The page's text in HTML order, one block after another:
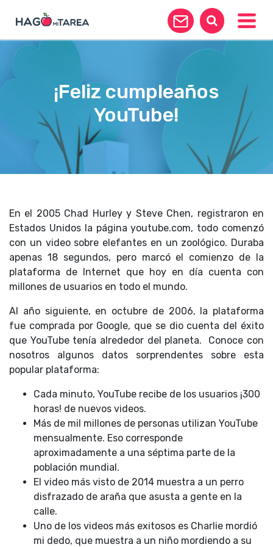
¡Feliz cumpleaños
YouTube!
En el 2005 Chad Hurley y Steve Chen, registraron en
Estados Unidos la página youtube.com, todo comenzó
con un video sobre elefantes en un zoológico. Duraba
apenas 18 segundos, pero marcó el comienzo de la
plataforma de Internet que hoy en día cuenta con
millones de usuarios en todo el mundo.
Al año siguiente, en octubre de 2006, la plataforma
fue comprada por Google, que se dio cuenta del éxito
que YouTube tenía alrededor del planeta. Conoce con
nosotros algunos datos sorprendentes sobre esta
popular plataforma:
Cada minuto, YouTube recibe de los usuarios ¡300
horas! de nuevos videos.
Más de mil millones de personas utilizan YouTube
mensualmente. Eso corresponde
aproximadamente a una séptima parte de la
población mundial.
El video más visto de 2014 muestra a un perro
disfrazado de araña que asusta a gente en la
calle.
Uno de los videos más exitosos es Charlie mordió
mi dedo, que muestra a un niño mordiendo a su